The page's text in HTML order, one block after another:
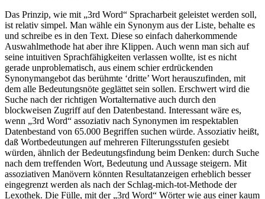
Das Prinzip, wie mit „3rd Word“ Spracharbeit geleistet werden soll,
ist relativ simpel. Man wähle ein Synonym aus der Liste, behalte es
und schreibe es in den Text. Diese so einfach daherkommende
Auswahlmethode hat aber ihre Klippen. Auch wenn man sich auf
seine intuitiven Sprachfähigkeiten verlassen wollte, ist es nicht
gerade unproblematisch, aus einem schier erdrückenden
Synonymangebot das berühmte ‘dritte’ Wort herauszufinden, mit
dem alle Bedeutungsnöte geglättet sein sollen. Erschwert wird die
Suche nach der richtigen Wortalternative auch durch den
blockweisen Zugriff auf den Datenbestand. Interessant wäre es,
wenn „3rd Word“ assoziativ nach Synonymen im respektablen
Datenbestand von 65.000 Begriffen suchen würde. Assoziativ heißt,
daß Wortbedeutungen auf mehreren Filterungsstufen gesiebt
würden, ähnlich der Bedeutungsfindung beim Denken: durch Suche
nach dem treffenden Wort, Bedeutung und Aussage steigern. Mit
assoziativen Manövern könnten Resultatanzeigen erheblich besser
eingegrenzt werden als nach der Schlag-mich-tot-Methode der
Lexothek. Die Fülle, mit der „3rd Word“ Wörter wie aus einer kaum